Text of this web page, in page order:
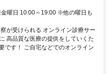
曜日 10:00～19:00 ※他の曜日も
が受けられる オンライン診療サー
高品質な医療の提供をしていくた
です！ ご自宅などでのオンライン